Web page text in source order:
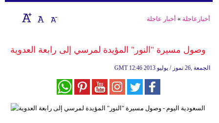
إقتصاد
وموسيقى
وتغذية
أخبارعاجلة » أخبار عاجلة
وصول مسيرة "النور" المؤيدة لمرسي إلى رابعة العدوية
GMT 12:46 2013 الجمعة ,26 تموز / يوليو